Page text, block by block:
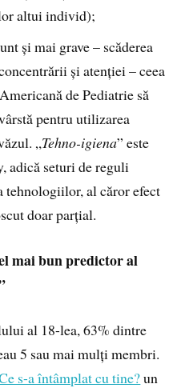
altui individ);
și mai grave – scăderea
și atenției – ceea
de Pediatrie să
pentru utilizarea
„Tehno-igiena” este
adică seturi de reguli
tehnologiilor, al căror efect
doar parțial.
mai bun predictor al
18-lea, 63% dintre
5 sau mai mulți membri.
s-a întâmplat cu tine?un